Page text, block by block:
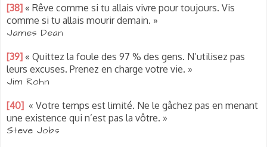
[38] « Rêve comme si tu allais vivre pour toujours. Vis
comme si tu allais mourir demain. »
James Dean
[39] « Quittez la foule des 97 % des gens. N’utilisez pas
leurs excuses. Prenez en charge votre vie. »
Jim Rohn
[40] « Votre temps est limité. Ne le gâchez pas en menant
une existence qui n’est pas la vôtre. »
Steve Jobs